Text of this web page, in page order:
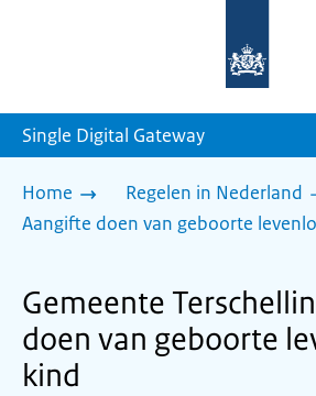
homepage
Single Digital Gateway
Home
Regelen in Nederland
Aangifte doen van geboorte
Gemeente
doen van geboorte
kind